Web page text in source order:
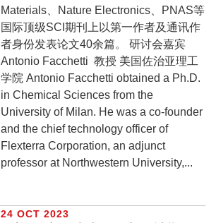
Materials、Nature Electronics、PNAS等
国际顶级SCI期刊上以第一作者及通讯作
者身份发表论文40余篇。 研讨会嘉宾
Antonio Facchetti 教授 美国佐治亚理工
学院 Antonio Facchetti obtained a Ph.D.
in Chemical Sciences from the
University of Milan. He was a co-founder
and the chief technology officer of
Flexterra Corporation, an adjunct
professor at Northwestern University,...
24 OCT 2023